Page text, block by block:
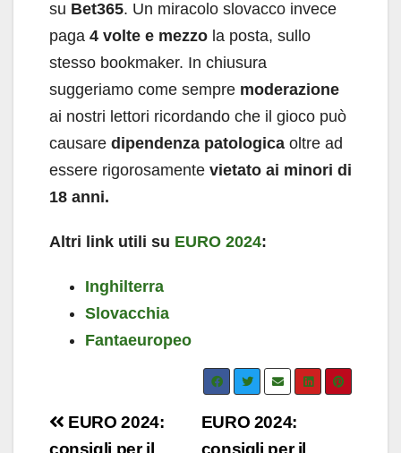
su Bet365. Un miracolo slovacco invece
paga 4 volte e mezzo la posta, sullo
stesso bookmaker. In chiusura
suggeriamo come sempre moderazione
ai nostri lettori ricordando che il gioco può
causare dipendenza patologica oltre ad
essere rigorosamente vietato ai minori di
18 anni.
Altri link utili su EURO 2024:
Inghilterra
Slovacchia
Fantaeuropeo
NavigazioneEURO 2024:
consigli per il
EURO 2024:
consigli per il